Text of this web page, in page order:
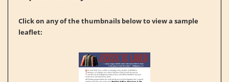
Click on any of the thumbnails below to view a sample
leaflet: